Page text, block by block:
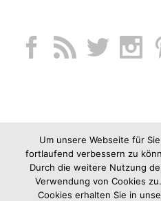
Um unsere Webseite für
fortlaufend verbessern zu
Durch die weitere Nutzung
Verwendung von Cookies
Cookies erhalten Sie in